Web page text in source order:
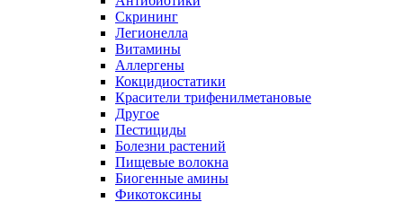
Скрининг
Легионелла
Витамины
Аллергены
Кокцидиостатики
Красители трифенилметановые
Другое
Пестициды
Болезни растений
Пищевые волокна
Биогенные амины
Фикотоксины